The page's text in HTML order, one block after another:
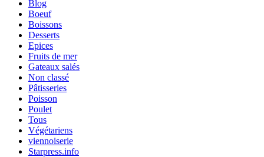
Blog
Boeuf
Boissons
Desserts
Epices
Fruits de mer
Gateaux salés
Non classé
Pâtisseries
Poisson
Poulet
Tous
Végétariens
viennoiserie
Starpress.info